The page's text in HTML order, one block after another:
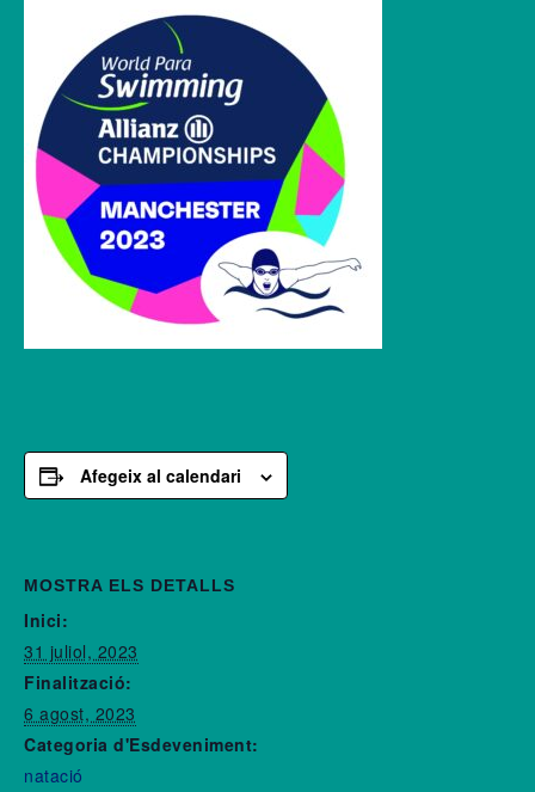
Afegeix al calendari
MOSTRA ELS DETALLS
Inici:
31 juliol, 2023
Finalització:
6 agost, 2023
Categoria d'Esdeveniment:
natació